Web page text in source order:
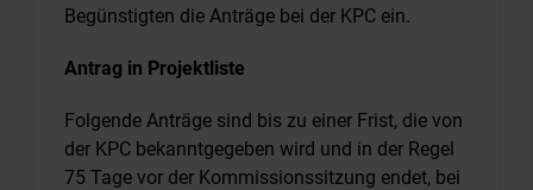
Begünstigten die Anträge bei der KPC ein.
Antrag in Projektliste
Folgende Anträge sind bis zu einer Frist, die von
der KPC bekanntgegeben wird und in der Regel
75 Tage vor der Kommissionssitzung endet, bei